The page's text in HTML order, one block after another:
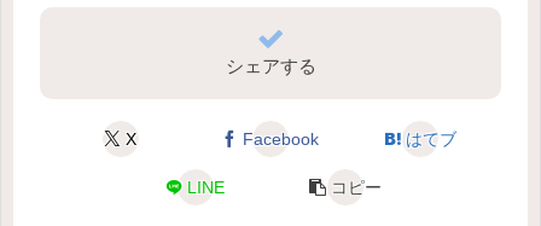
シェアする
X Facebook はてブ
LINE コピー